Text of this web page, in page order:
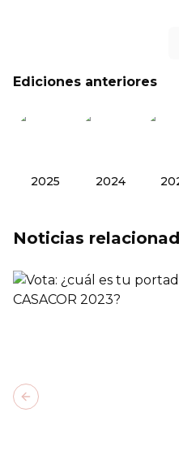
Ediciones anteriores
2025 2024
Noticias
Previous slide